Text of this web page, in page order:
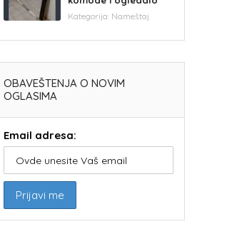
Kategorija: Nameštaj
OBAVEŠTENJA O NOVIM
OGLASIMA
Email adresa: